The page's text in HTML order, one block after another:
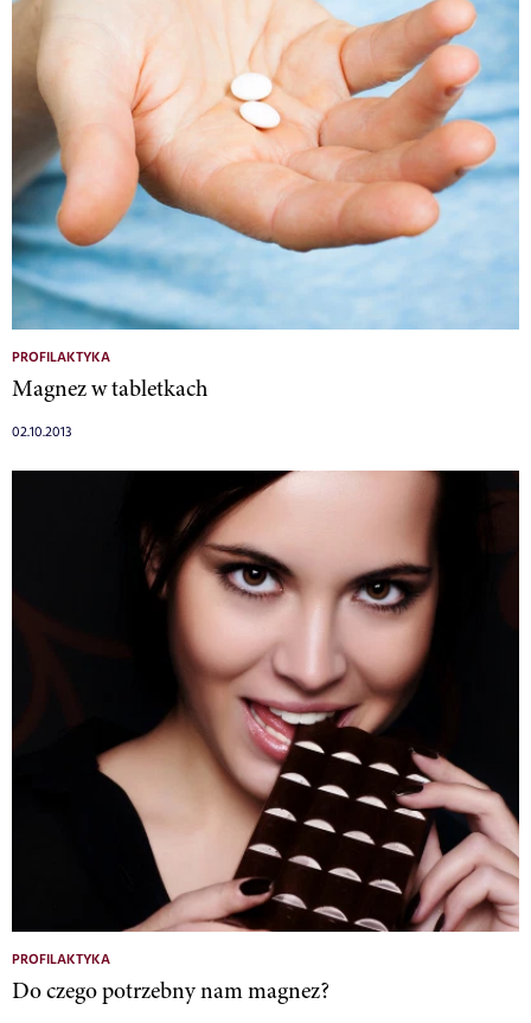
PROFILAKTYKA
Magnez w tabletkach
02.10.2013
PROFILAKTYKA
Do czego potrzebny nam magnez?